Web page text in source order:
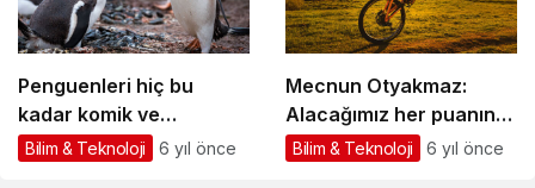
Penguenleri hiç bu
kadar komik ve
yakından görmemiştiniz
Bilim & Teknoloji 6 yıl önce
Mecnun Otyakmaz:
Alacağımız her puanın
çok önemi var
Bilim & Teknoloji 6 yıl önce